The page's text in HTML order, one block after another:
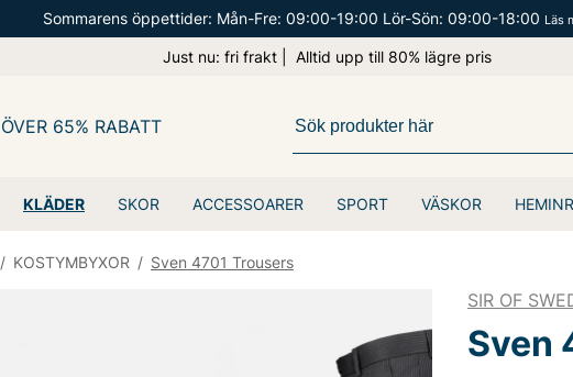
Sommarens öppettider: Mån-Fre: 09:00-19:00 Lör-Sön: 09:00-18:00 Läs
Just nu: fri frakt | Alltid upp till 80% lägre pris
KLÄDER SKOR ACCESSOARER SPORT VÄSKOR
ÖVER 65% RABATT
/ KOSTYMBYXOR / Sven 4701 Trousers
SIR OF
Sven